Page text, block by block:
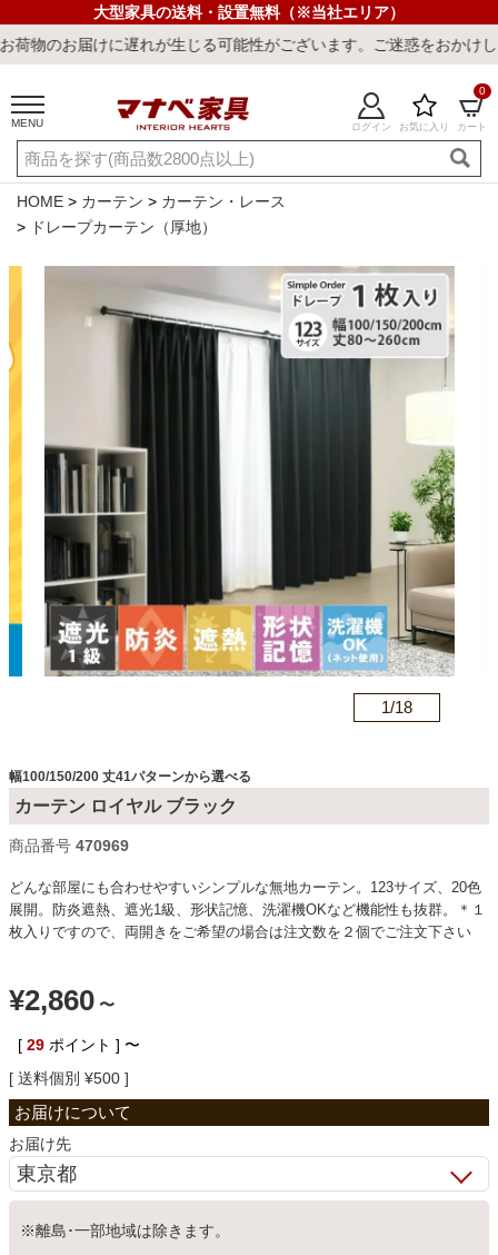
大型家具の送料・設置無料（※当社エリア）
に遅れが生じる可能性がございます。ご迷惑をおかけしまして誠に
MENU ログイン お気に入り カート
0
ご利用ガイド 新規会員登録
店舗一覧 閲覧履歴
よくある質問
キーワード・商品番号で探す
最短発送 冷感ラグ 冷感寝具 ウィルトンラ
カテゴリから探す
ソファ
ダイニングテーブル・セット
椅子・チェア
収納家具
学習机
HOME カーテン
カーテン・レース
ドレープカーテン（厚地）
1/18
幅100/150/200 丈41パターンから選べる
カーテン ロイヤル ブラック
商品番号 c470969
どんな部屋にも合わせやすいシンプルな無地カーテン。123サイズ、20色
展開。防炎遮熱、遮光1級、形状記憶、洗濯機OKなど機能性も抜群。＊１
枚入りですので、両開きをご希望の場合は注文数を２個でご注文下さい
¥2,860 〜
[ 29 ポイント ] 〜
送料個別 ¥500
お届け先
※離島･一部地域は除きます。